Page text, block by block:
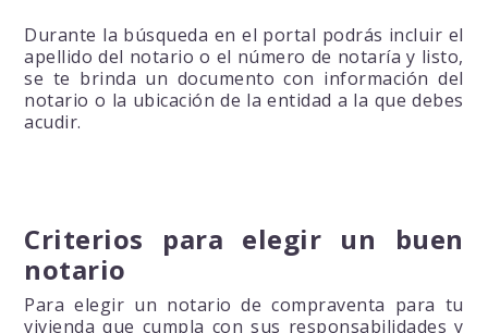
Durante la búsqueda en el portal podrás incluir el
apellido del notario o el número de notaría y listo,
se te brinda un documento con información del
notario o la ubicación de la entidad a la que debes
acudir.
Criterios para elegir un buen
notario
Para elegir un notario de compraventa para tu
vivienda que cumpla con sus responsabilidades y